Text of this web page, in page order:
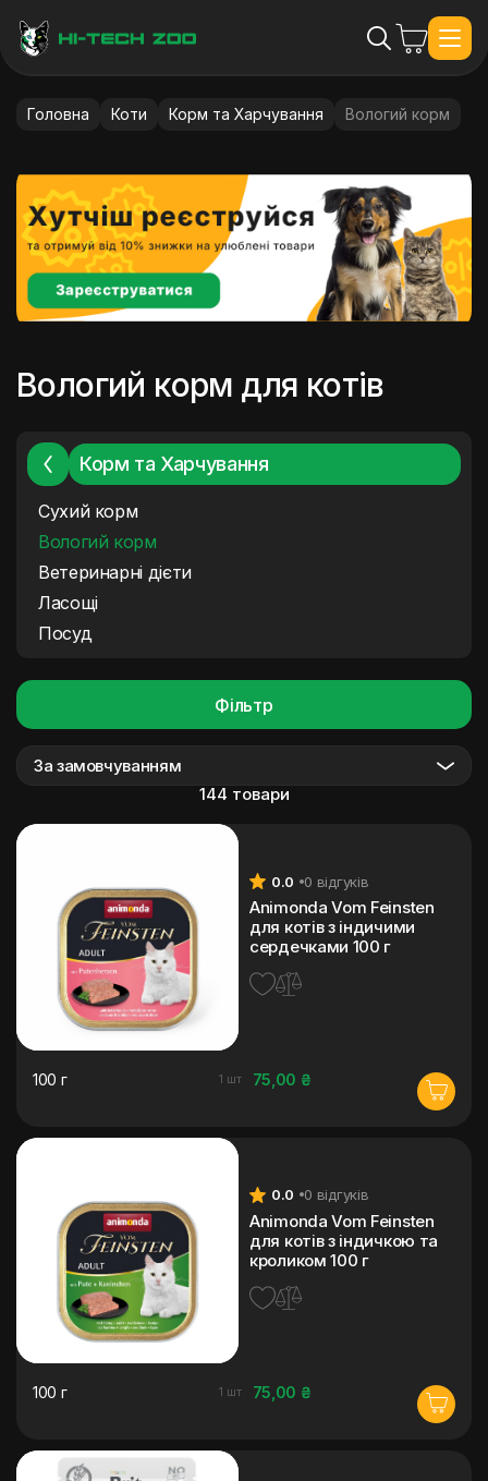
Головна Коти Корм та Харчування Вологий корм
Вологий корм для котів
Корм та Харчування
Сухий корм
Вологий корм
Ветеринарні дієти
Ласощі
Посуд
Фільтр
За замовчуванням
144 товари
0.0 0 відгуків
Animonda Vom Feinsten
для котів з індичими
сердечками 100 г
75,00 ₴
100 г 1 шт
0.0 0 відгуків
Animonda Vom Feinsten
для котів з індичкою та
кроликом 100 г
75,00 ₴
100 г 1 шт